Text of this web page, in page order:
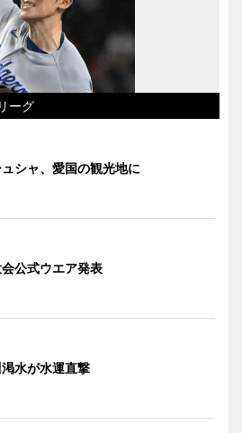
ーグ
シャ、愛国の観光地に
会公式ウエア発表
水が水運直撃